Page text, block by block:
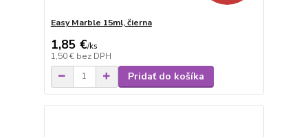
Easy Marble 15ml, čierna
1,85 €/ks
1,50 € bez DPH
Pridať do košíka